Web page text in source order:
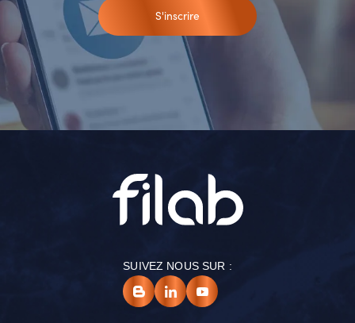
S'inscrire
SUIVEZ NOUS SUR :